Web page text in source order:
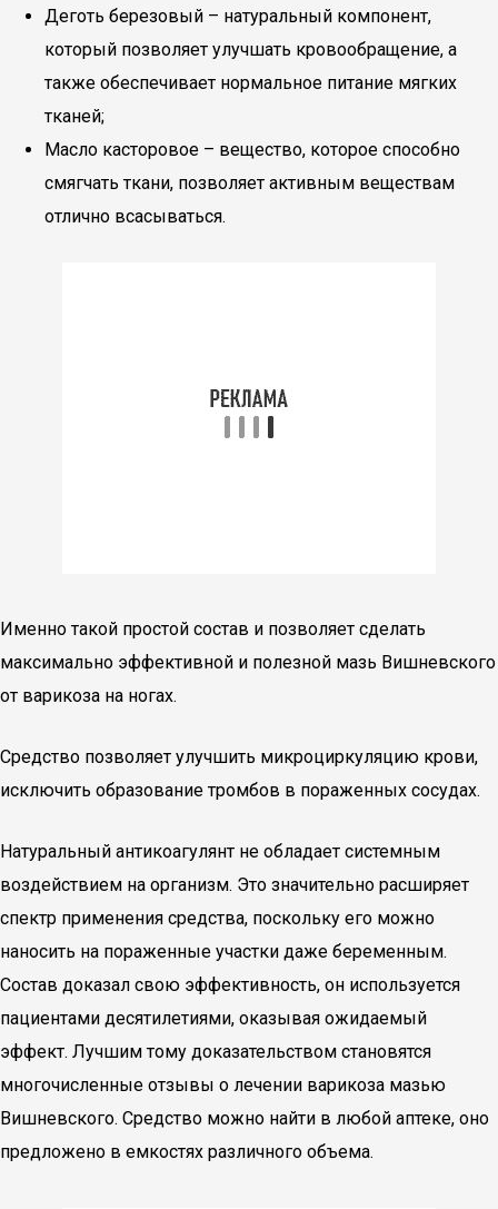
Деготь березовый – натуральный компонент,
который позволяет улучшать кровообращение, а
также обеспечивает нормальное питание мягких
тканей;
Масло касторовое – вещество, которое способно
смягчать ткани, позволяет активным веществам
отлично всасываться.
Именно такой простой состав и позволяет сделать
максимально эффективной и полезной мазь Вишневского
от варикоза на ногах.
Средство позволяет улучшить микроциркуляцию крови,
исключить образование тромбов в пораженных сосудах.
Натуральный антикоагулянт не обладает системным
воздействием на организм. Это значительно расширяет
спектр применения средства, поскольку его можно
наносить на пораженные участки даже беременным.
Состав доказал свою эффективность, он используется
пациентами десятилетиями, оказывая ожидаемый
эффект. Лучшим тому доказательством становятся
многочисленные отзывы о лечении варикоза мазью
Вишневского. Средство можно найти в любой аптеке, оно
предложено в емкостях различного объема.